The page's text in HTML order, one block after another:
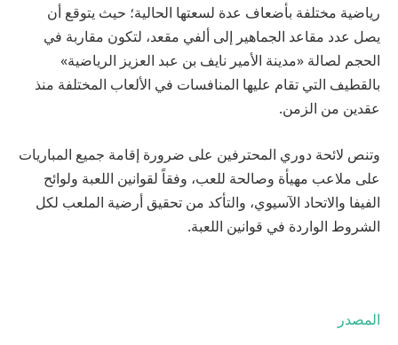
رياضية مختلفة بأضعاف عدة لسعتها الحالية؛ حيث يتوقع أن
يصل عدد مقاعد الجماهير إلى ألفي مقعد، لتكون مقاربة في
الحجم لصالة «مدينة الأمير نايف بن عبد العزيز الرياضية»
بالقطيف التي تقام عليها المنافسات في الألعاب المختلفة منذ
عقدين من الزمن.
وتنص لائحة دوري المحترفين على ضرورة إقامة جميع المباريات
على ملاعب مهيأة وصالحة للعب، وفقاً لقوانين اللعبة ولوائح
الفيفا والاتحاد الآسيوي، والتأكد من تحقيق أرضية الملعب لكل
الشروط الواردة في قوانين اللعبة.
المصدر